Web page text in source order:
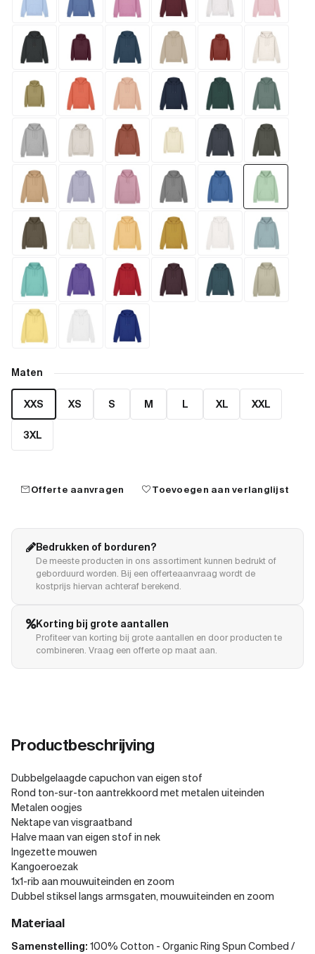
Maten
XXS XS S M L XL XXL
3XL
mailOfferte aanvragen favoriteToevoegen aan verlanglijst
Bedrukken of borduren?
De meeste producten in ons assortiment kunnen bedrukt of
geborduurd worden. Bij een offerteaanvraag wordt de
kostprijs hiervan achteraf berekend.
Korting bij grote aantallen
Profiteer van korting bij grote aantallen en door producten te
combineren. Vraag een offerte op maat aan.
Productbeschrijving
Dubbelgelaagde capuchon van eigen stof
Rond ton-sur-ton aantrekkoord met metalen uiteinden
Metalen oogjes
Nektape van visgraatband
Halve maan van eigen stof in nek
Ingezette mouwen
Kangoeroezak
1x1-rib aan mouwuiteinden en zoom
Dubbel stiksel langs armsgaten, mouwuiteinden en zoom
Materiaal
Samenstelling: 100% Cotton - Organic Ring Spun Combed /